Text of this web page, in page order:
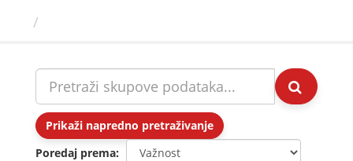
Prikaži napredno pretraživanje
Poredaj prema